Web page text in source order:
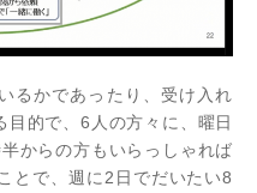
るかであったり、受け入れ
的で、6人の方々に、曜日
からの方もいらっしゃれば
とで、週に2日でだいたい8